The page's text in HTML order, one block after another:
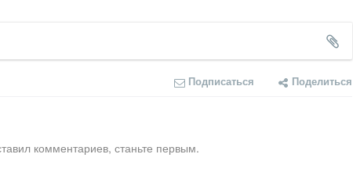
Подписаться Поделиться
комментариев, станьте первым.